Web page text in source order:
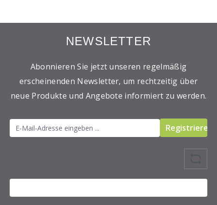
NEWSLETTER
Abonnieren Sie jetzt unseren regelmäßig
erscheinenden Newsletter, um rechtzeitig über
neue Produkte und Angebote informiert zu werden.
Registrieren